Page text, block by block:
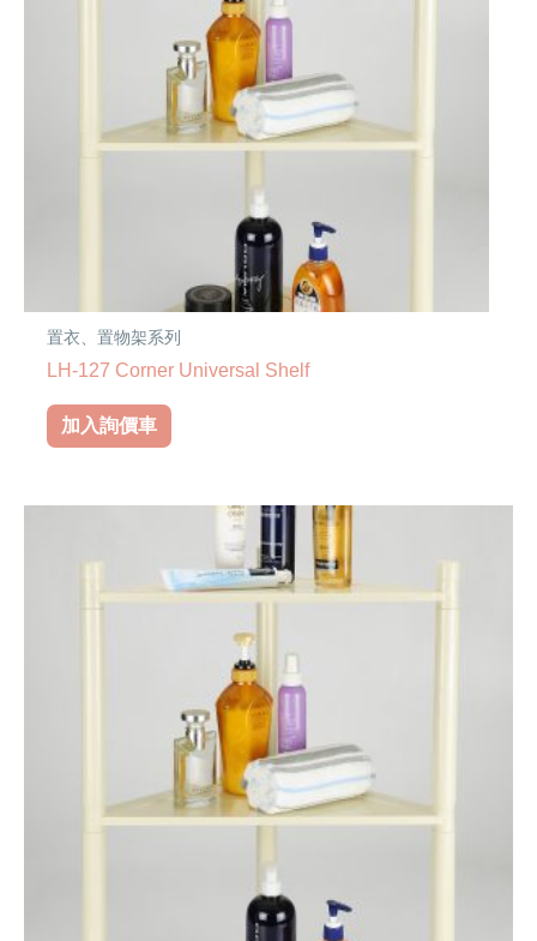
置衣、置物架系列
LH-127 Corner Universal Shelf
加入詢價車